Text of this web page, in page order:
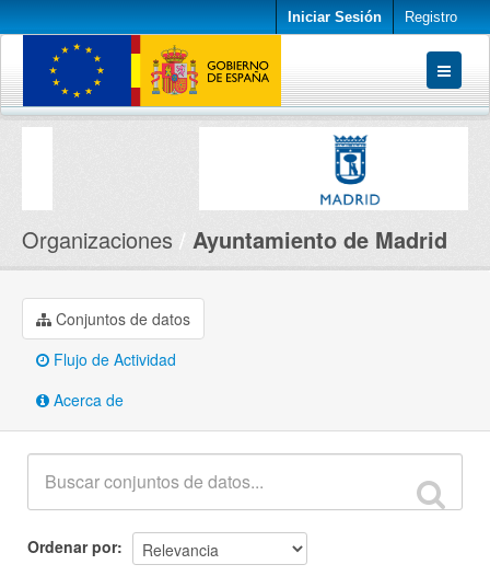
Iniciar Sesión Registro
Conjuntos de datos
Organizaciones Ayuntamiento de Madrid
Conjuntos de datos
Flujo de Actividad
Acerca de
Ordenar por